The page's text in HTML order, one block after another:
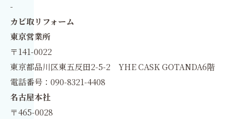
-
カビ取リフォーム
東京営業所
〒141-0022
東京都品川区東五反田2-5-2 YHE CASK GOTANDA6階
電話番号：090-8321-4408
名古屋本社
〒465-0028